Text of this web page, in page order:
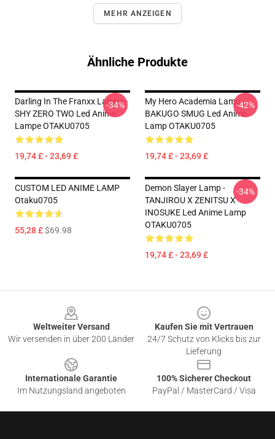
MEHR ANZEIGEN
Ähnliche Produkte
Darling In The Franxx Lampe -
SHY ZERO TWO Led Anime
Lampe OTAKU0705
19,74 £ - 23,69 £
-34%
My Hero Academia Lamp -
BAKUGO SMUG Led Anime
Lamp OTAKU0705
19,74 £ - 23,69 £
-42%
CUSTOM LED ANIME LAMP
Otaku0705
55,28 £$69.98
Demon Slayer Lamp -
TANJIROU X ZENITSU X
INOSUKE Led Anime Lamp
OTAKU0705
19,74 £ - 23,69 £
-34%
Weltweiter Versand
Wir versenden in über 200 Länder
Kaufen Sie mit Vertrauen
24/7 Schutz von Klicks bis zur
Lieferung
Internationale Garantie
Im Nutzungsland angeboten
100% Sicherer Checkout
PayPal / MasterCard / Visa